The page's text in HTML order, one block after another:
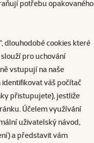
potřebu opakovaného
“, dlouhodobé cookies které
pro uchování
vstupují na naše
váš počítač
přistupujete), jestliže
Účelem využívání
uživatelský návod,
a představit vám